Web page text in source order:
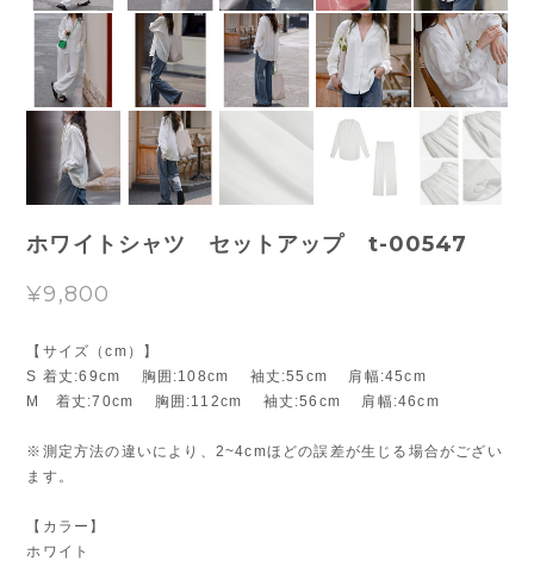
ホワイトシャツ セットアップ t-00547
¥9,800
【サイズ（cm）】
S 着丈:69cm 胸囲:108cm 袖丈:55cm 肩幅:45cm
M 着丈:70cm 胸囲:112cm 袖丈:56cm 肩幅:46cm
※測定方法の違いにより、2~4cmほどの誤差が生じる場合がござい
ます。
【カラー】
ホワイト